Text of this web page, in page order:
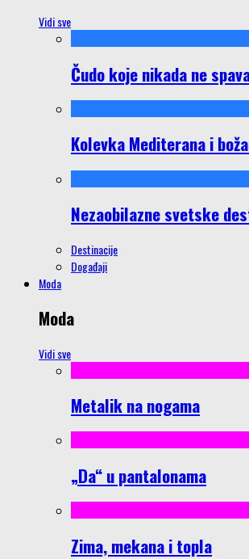
Vidi sve
Čudo koje nikada ne
Kolevka Mediterana i
Nezaobilazne svetske
Destinacije
Događaji
Moda
Moda
Vidi sve
Metalik na nogama
„Da“ u pantalonama
Zima, mekana i topla